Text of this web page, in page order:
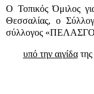
O Τοπικός Όμιλος
Θεσσαλίας, ο
σύλλογος
υπό την αιγίδατης